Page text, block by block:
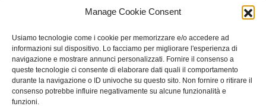
Manage Cookie Consent
Usiamo tecnologie come i cookie per memorizzare e/o accedere ad
informazioni sul dispositivo. Lo facciamo per migliorare l'esperienza di
navigazione e mostrare annunci personalizzati. Fornire il consenso a
queste tecnologie ci consente di elaborare dati quali il comportamento
durante la navigazione o ID univoche su questo sito. Non fornire o ritirare il
consenso potrebbe influire negativamente su alcune funzionalità e
funzioni.